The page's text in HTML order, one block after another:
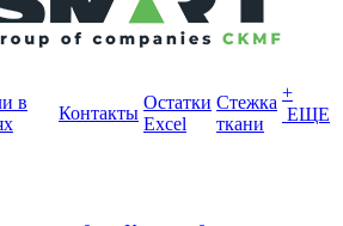
в
Контакты
Остатки
Excel
Стежка
ткани
+
ЕЩЕ